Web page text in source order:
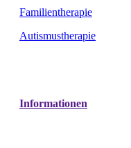
Familientherapie
Autismustherapie
Informationen